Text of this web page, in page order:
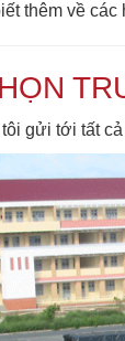
thêm về các
gửi tới tất